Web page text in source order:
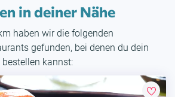
in deiner Nähe
haben wir die folgenden
gefunden, bei denen du dein
kannst: